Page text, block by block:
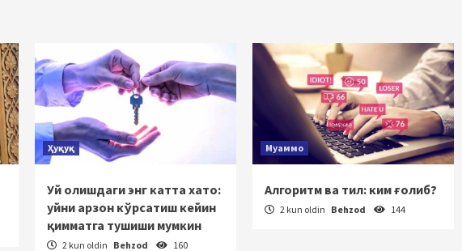
Ҳуқуқ
Уй олишдаги энг катта хато:
уйни арзон кўрсатиш кейин
қимматга тушиши мумкин
2 kun oldin Behzod 160
Муаммо
Алгоритм ва тил: ким ғолиб?
2 kun oldin Behzod 144